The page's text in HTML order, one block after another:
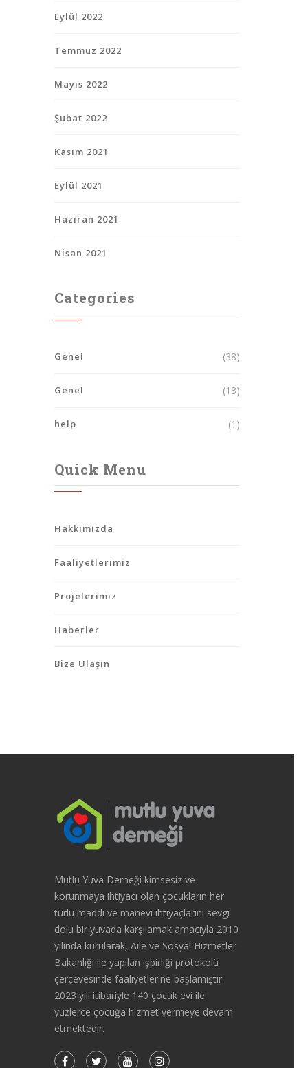
Eylül 2022
Temmuz 2022
Mayıs 2022
Şubat 2022
Kasım 2021
Eylül 2021
Haziran 2021
Nisan 2021
Categories
Genel (38)
Genel (13)
help (1)
Quick Menu
Hakkımızda
Faaliyetlerimiz
Projelerimiz
Haberler
Bize Ulaşın
Mutlu Yuva Derneği kimsesiz ve
korunmaya ihtiyacı olan çocukların her
türlü maddi ve manevi ihtiyaçlarını sevgi
dolu bir yuvada karşılamak amacıyla 2010
yılında kurularak, Aile ve Sosyal Hizmetler
Bakanlığı ile yapılan işbirliği protokolü
çerçevesinde faaliyetlerine başlamıştır.
2023 yılı itibariyle 140 çocuk evi ile
yüzlerce çocuğa hizmet vermeye devam
etmektedir.